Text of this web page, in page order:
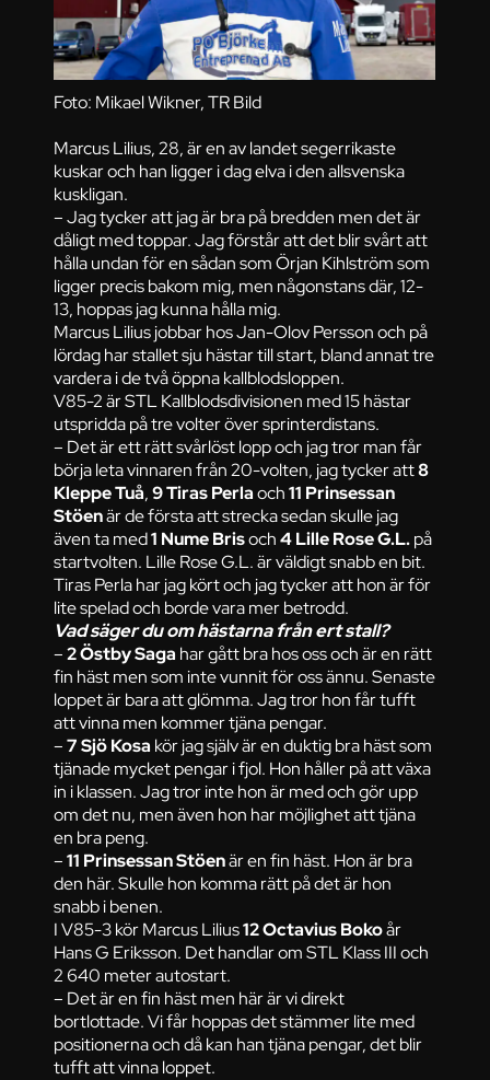
Foto: Mikael Wikner, TR Bild
Marcus Lilius, 28, är en av landet segerrikaste
kuskar och han ligger i dag elva i den allsvenska
kuskligan.
– Jag tycker att jag är bra på bredden men det är
dåligt med toppar. Jag förstår att det blir svårt att
hålla undan för en sådan som Örjan Kihlström som
ligger precis bakom mig, men någonstans där, 12-
13, hoppas jag kunna hålla mig.
Marcus Lilius jobbar hos Jan-Olov Persson och på
lördag har stallet sju hästar till start, bland annat tre
vardera i de två öppna kallblodsloppen.
V85-2 är STL Kallblodsdivisionen med 15 hästar
utspridda på tre volter över sprinterdistans.
– Det är ett rätt svårlöst lopp och jag tror man får
börja leta vinnaren från 20-volten, jag tycker att8
Kleppe Tuå,9 Tiras Perlaoch11 Prinsessan
Stöenär de första att strecka sedan skulle jag
även ta med1 Nume Brisoch4 Lille Rose G.L.på
startvolten. Lille Rose G.L. är väldigt snabb en bit.
Tiras Perla har jag kört och jag tycker att hon är för
lite spelad och borde vara mer betrodd.
Vad säger du om hästarna från ert stall?
–2 Östby Saga har gått bra hos oss och är en rätt
fin häst men som inte vunnit för oss ännu. Senaste
loppet är bara att glömma. Jag tror hon får tufft
att vinna men kommer tjäna pengar.
–7 Sjö Kosa kör jag själv är en duktig bra häst som
tjänade mycket pengar i fjol. Hon håller på att växa
in i klassen. Jag tror inte hon är med och gör upp
om det nu, men även hon har möjlighet att tjäna
en bra peng.
–11 Prinsessan Stöenär en fin häst. Hon är bra
den här. Skulle hon komma rätt på det är hon
snabb i benen.
I V85-3 kör Marcus Lilius12 Octavius Bokoår
Hans G Eriksson. Det handlar om STL Klass III och
2 640 meter autostart.
– Det är en fin häst men här är vi direkt
bortlottade. Vi får hoppas det stämmer lite med
positionerna och då kan han tjäna pengar, det blir
tufft att vinna loppet.